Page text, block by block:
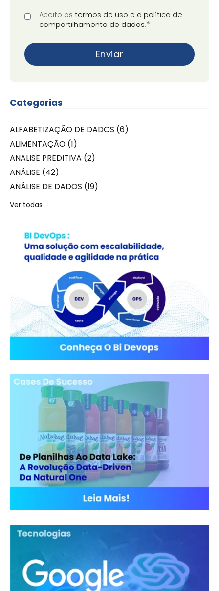
Aceito os termos de uso e a política de
compartilhamento de dados.*
Categorias
ALFABETIZAÇÃO DE DADOS (6)
ALIMENTAÇÃO (1)
ANALISE PREDITIVA (2)
ANÁLISE (42)
ANÁLISE DE DADOS (19)
Ver todas